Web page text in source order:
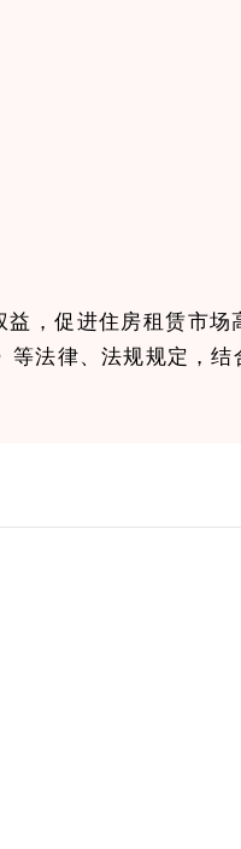
，促进住房租赁市场
等法律、法规规定，
赁活动以及民宿等